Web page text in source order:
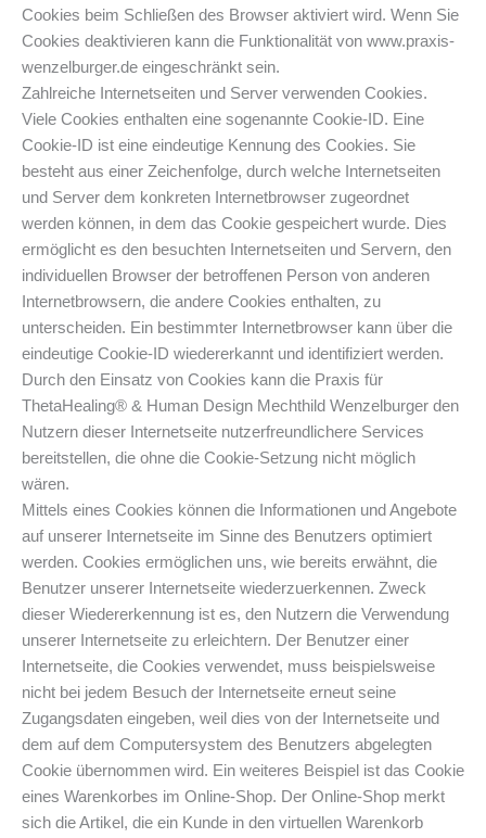
Cookies beim Schließen des Browser aktiviert wird. Wenn Sie
Cookies deaktivieren kann die Funktionalität von www.praxis-
wenzelburger.de eingeschränkt sein.
Zahlreiche Internetseiten und Server verwenden Cookies.
Viele Cookies enthalten eine sogenannte Cookie-ID. Eine
Cookie-ID ist eine eindeutige Kennung des Cookies. Sie
besteht aus einer Zeichenfolge, durch welche Internetseiten
und Server dem konkreten Internetbrowser zugeordnet
werden können, in dem das Cookie gespeichert wurde. Dies
ermöglicht es den besuchten Internetseiten und Servern, den
individuellen Browser der betroffenen Person von anderen
Internetbrowsern, die andere Cookies enthalten, zu
unterscheiden. Ein bestimmter Internetbrowser kann über die
eindeutige Cookie-ID wiedererkannt und identifiziert werden.
Durch den Einsatz von Cookies kann die Praxis für
ThetaHealing® & Human Design Mechthild Wenzelburger den
Nutzern dieser Internetseite nutzerfreundlichere Services
bereitstellen, die ohne die Cookie-Setzung nicht möglich
wären.
Mittels eines Cookies können die Informationen und Angebote
auf unserer Internetseite im Sinne des Benutzers optimiert
werden. Cookies ermöglichen uns, wie bereits erwähnt, die
Benutzer unserer Internetseite wiederzuerkennen. Zweck
dieser Wiedererkennung ist es, den Nutzern die Verwendung
unserer Internetseite zu erleichtern. Der Benutzer einer
Internetseite, die Cookies verwendet, muss beispielsweise
nicht bei jedem Besuch der Internetseite erneut seine
Zugangsdaten eingeben, weil dies von der Internetseite und
dem auf dem Computersystem des Benutzers abgelegten
Cookie übernommen wird. Ein weiteres Beispiel ist das Cookie
eines Warenkorbes im Online-Shop. Der Online-Shop merkt
sich die Artikel, die ein Kunde in den virtuellen Warenkorb